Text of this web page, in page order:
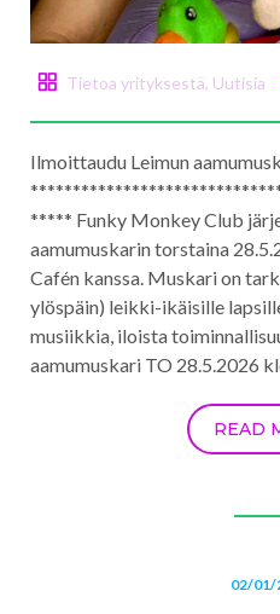
Tietoa yrityksestä, Uutisia
Ilmoittaudu Leimun
***** Funky Monkey Club
aamumuskarin torstaina
Cafén kanssa. Muskari on
ylöspäin) leikki-ikäisille
musiikkia, iloista
aamumuskari TO 28.5.2026
READ
02/01/